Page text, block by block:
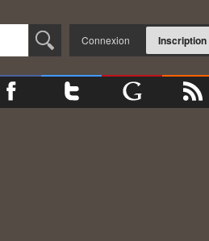
Connexion Inscription